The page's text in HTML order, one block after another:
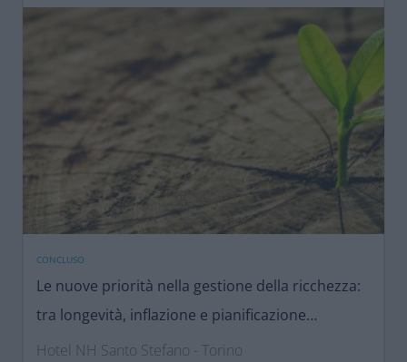
CONCLUSO
Le nuove priorità nella gestione della ricchezza:
tra longevità, inflazione e pianificazione
successoria
Hotel NH Santo Stefano - Torino